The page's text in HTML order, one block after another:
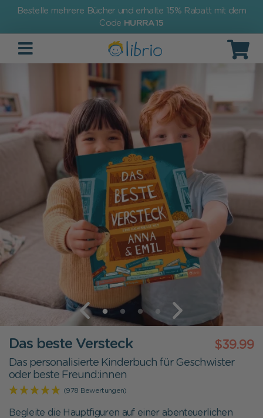
Bestelle mehrere Bücher und erhalte 15% Rabatt mit dem
Code HURRA15
Das beste Versteck $39.99
Das personalisierte Kinderbuch für Geschwister
oder beste Freund:innen
(978 Bewertungen)
Begleite die Hauptfiguren auf einer abenteuerlichen